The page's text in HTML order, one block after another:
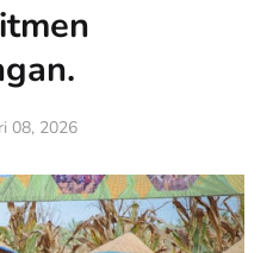
08, 2026